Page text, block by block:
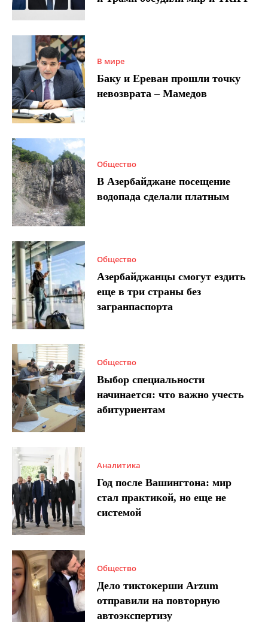
В мире
Баку и Ереван прошли точку
невозврата – Мамедов
Общество
В Азербайджане посещение
водопада сделали платным
Общество
Азербайджанцы смогут ездить
еще в три страны без
загранпаспорта
Общество
Выбор специальности
начинается: что важно учесть
абитуриентам
Аналитика
Год после Вашингтона: мир
стал практикой, но еще не
системой
Общество
Дело тиктокерши Arzum
отправили на повторную
автоэкспертизу